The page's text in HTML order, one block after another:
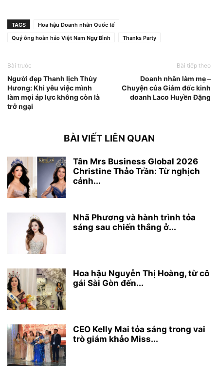
TAGS
Hoa hậu Doanh nhân Quốc tế
Quý ông hoàn hảo Việt Nam Ngự Bình
Thanks Party
Bài trước
Người đẹp Thanh lịch Thùy
Hương: Khi yêu việc mình
làm mọi áp lực không còn là
trở ngại
Bài tiếp theo
Doanh nhân làm mẹ –
Chuyện của Giám đốc kinh
doanh Laco Huyền Đặng
BÀI VIẾT LIÊN QUAN
Tân Mrs Business Global 2026
Christine Thảo Trần: Từ nghịch
cảnh...
Nhã Phương và hành trình tỏa
sáng sau chiến thắng ở...
Hoa hậu Nguyễn Thị Hoàng, từ cô
gái Sài Gòn đến...
CEO Kelly Mai tỏa sáng trong vai
trò giám khảo Miss...